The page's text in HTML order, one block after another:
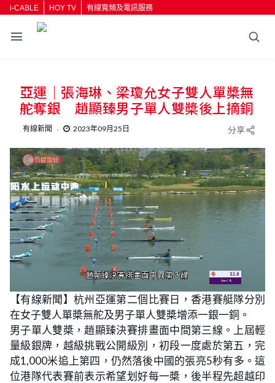
i-CABLE HOY TV 有線寬頻及電訊服務
按輸入鍵開始搜尋
亞運｜張海琳、梁瓊允女子雙人單槳無
舵奪銀 趙顯臻男子單人雙槳後上摘銅
有線新聞 2023年09月25日 分享
n
m
t
e
o
a
d
e
d
:
2
0
.
3
0
%
【有線新聞】杭州亞運第二個比賽日，香港賽艇隊分別
在女子雙人單槳無舵及男子單人雙槳增添一銀一銅。
男子單人雙槳，趙顯臻決賽排畫面中間第三線。上屆輕
量級銀牌，越級挑戰公開級別，初段一度處於第五，完
成1,000米追上第四，仍然落後中國的張亮5秒有多。這
位港隊代表賽前表示希望划好每一槳，後半程先超越印